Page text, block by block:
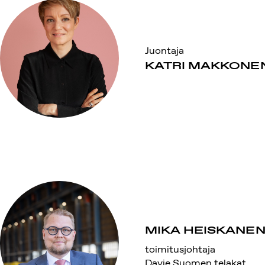
KATRI
Juontaja
MIKA HEISKANEN
toimitusjohtaja